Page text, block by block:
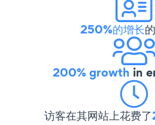
250%的增长
200% growth in
访客在其网站上花费了